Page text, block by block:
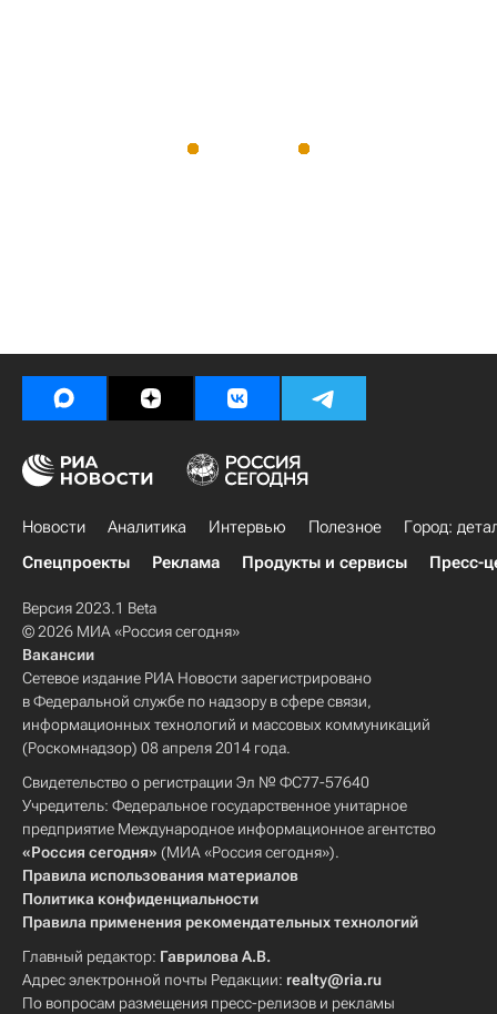
Новости Аналитика Интервью Полезное
Город:
Спецпроекты
Реклама Продукты и сервисы Пресс-
Версия 2023.1 Beta
© 2026 МИА «Россия сегодня»
Вакансии
Сетевое издание РИА Новости зарегистрировано
в Федеральной службе по надзору в сфере связи,
информационных технологий и массовых коммуникаций
(Роскомнадзор) 08 апреля 2014 года.
Свидетельство о регистрации Эл № ФС77-57640
Учредитель: Федеральное государственное унитарное
предприятие Международное информационное агентство
«Россия сегодня» (МИА «Россия сегодня»).
Правила использования материалов
Политика конфиденциальности
Правила применения рекомендательных технологий
Главный редактор: Гаврилова А.В.
Адрес электронной почты Редакции: realty@ria.ru
По вопросам размещения пресс-релизов и рекламы